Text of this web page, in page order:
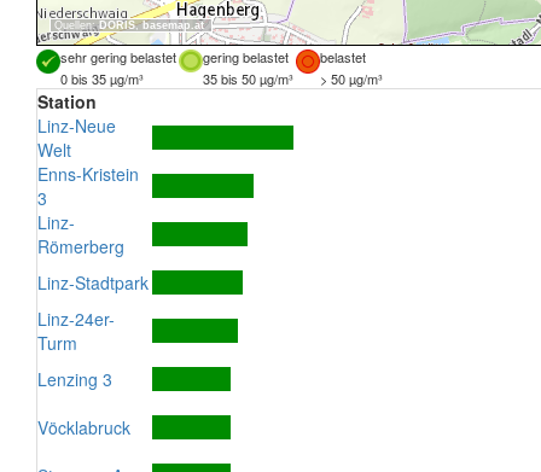
Quellen: DORIS,basemap.at
sehr gering belastet gering belastet
belastet
0 bis 35 µg/m³
35 bis 50 µg/m³ > 50 µg/m³
Station
Linz-Neue
Welt
Enns-Kristein
3
Linz-
Römerberg
Linz-Stadtpark
Linz-24er-
Turm
Lenzing 3
Vöcklabruck